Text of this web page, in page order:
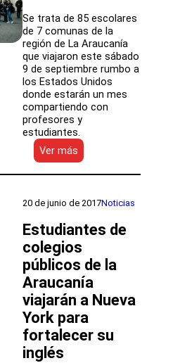
Se trata de 85 escolares
de 7 comunas de la
región de La Araucanía
que viajaron este sábado
9 de septiembre rumbo a
los Estados Unidos
donde estarán un mes
compartiendo con
profesores y
estudiantes.
Ver más
Estudiantes
de
y
públicos
van
a
estudiar
inglés
durante
un
mes
a
Nueva
20 de junio de 2017Noticias
Estudiantes de
colegios
públicos de la
Araucanía
viajarán a Nueva
York para
fortalecer su
inglés